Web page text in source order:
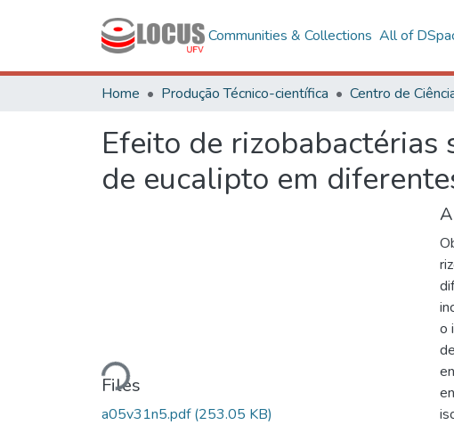
Communities & Collections All of
Home Produção Técnico-científica Centro de
Efeito de rizobabactérias
de eucalipto em
Loading...
Files
a05v31n5.pdf(253.05 KB)
o